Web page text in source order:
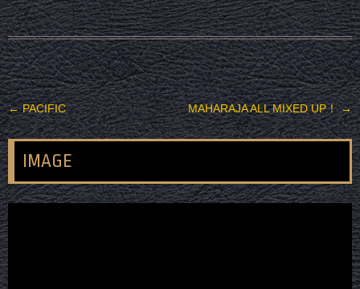
投稿ナビゲーション
←PACIFIC MAHARAJA ALL MIXED UP！→
IMAGE